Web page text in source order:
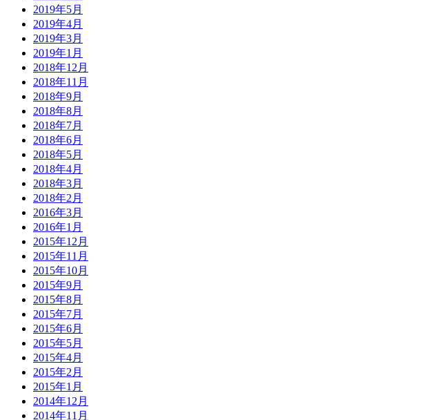
2019年5月
2019年4月
2019年3月
2019年1月
2018年12月
2018年11月
2018年9月
2018年8月
2018年7月
2018年6月
2018年5月
2018年4月
2018年3月
2018年2月
2016年3月
2016年1月
2015年12月
2015年11月
2015年10月
2015年9月
2015年8月
2015年7月
2015年6月
2015年5月
2015年4月
2015年2月
2015年1月
2014年12月
2014年11月